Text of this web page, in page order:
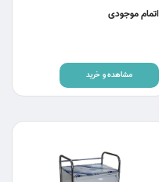
اتمام موجودی
مشاهده و خرید